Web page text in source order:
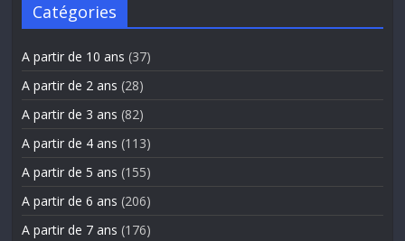
Catégories
A partir de 10 ans (37)
A partir de 2 ans (28)
A partir de 3 ans (82)
A partir de 4 ans (113)
A partir de 5 ans (155)
A partir de 6 ans (206)
A partir de 7 ans (176)